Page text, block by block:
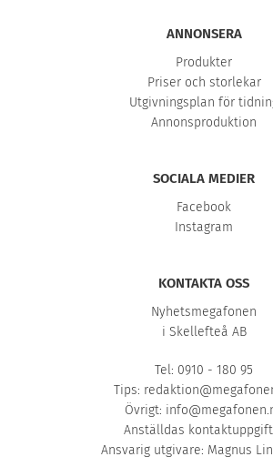
ANNONSERA
Produkter
Priser och storlekar
Utgivningsplan för
Annonsproduktion
SOCIALA MEDIER
Facebook
Instagram
KONTAKTA OSS
Nyhetsmegafonen
i Skellefteå AB
Tel: 0910 - 180 95
Tips:
Övrigt:
Anställdas
Ansvarig utgivare: Magnus